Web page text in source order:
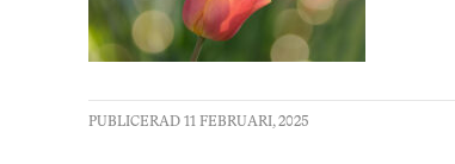
PUBLICERAD 11 FEBRUARI, 2025